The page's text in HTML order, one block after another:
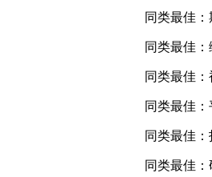
同类最佳
同类最佳：
同类最佳
同类最佳
同类最佳
同类最佳：